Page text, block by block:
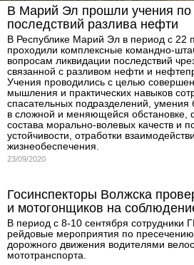
В Марий Эл прошли учения по
последствий разлива нефти
В Республике Марий Эл в период с 22
проходили комплексные командно-
вопросам ликвидации последствий
связанной с разливом нефти и
Учения проводились с целью
мышления и практических навыков
спасательных подразделений, умения
в сложной и меняющейся обстановке,
состава морально-волевых качеств и
устойчивости, отработки
жизнеобеспечения.
23/09/2020
Госинспекторы Волжска
и мотогонщиков на
В период с 8-10 сентября сотрудники
рейдовые мероприятия по
дорожного движения водителями
мототранспорта.